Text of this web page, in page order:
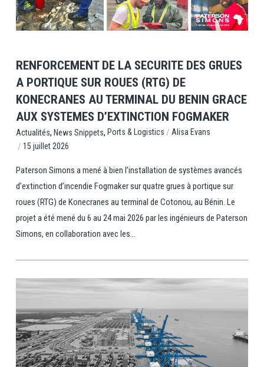
View Post
RENFORCEMENT DE LA SECURITE DES GRUES
A PORTIQUE SUR ROUES (RTG) DE
KONECRANES AU TERMINAL DU BENIN GRACE
AUX SYSTEMES D’EXTINCTION FOGMAKER
Actualités, News Snippets, Ports & Logistics / Alisa Evans
/ 15 juillet 2026
Paterson Simons a mené à bien l’installation de systèmes avancés
d’extinction d’incendie Fogmaker sur quatre grues à portique sur
roues (RTG) de Konecranes au terminal de Cotonou, au Bénin. Le
projet a été mené du 6 au 24 mai 2026 par les ingénieurs de Paterson
Simons, en collaboration avec les...